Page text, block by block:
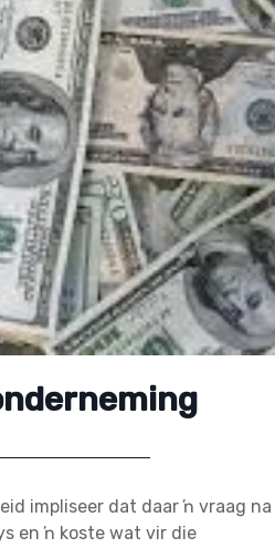
impliseer dat daar ŉ vraag na
en ŉ koste wat vir die